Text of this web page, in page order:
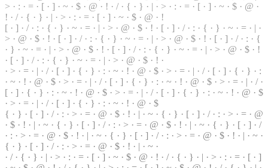
> · : · = · [ · ] · ~ · $ · @ · ! · / · { · } · | · > · : · = · [ · ] · ~ · $ · @ ·
! · / · { · } · | · > · : · = · [ · ] · ~ · $ · @ · !
[ · ] · / · : · { · } · ~ · = · | · > · @ · $ · ! · [ · ] · / · : · { · } · ~ · = · | ·
> · @ · $ · ! · [ · ] · / · : · { · } · ~ · = · | · > · @ · $ · ! · [ · ] · / · : · {
· } · ~ · = · | · > · @ · $ · ! · [ · ] · / · : · { · } · ~ · = · | · > · @ · $ · !
· [ · ] · / · : · { · } · ~ · = · | · > · @ · $ · ! ·
· > · = · | · /· [ · ] · { · } · : · ~ · ! · @ · $ · > · = · | · / · [ · ] · { · } · :
· ~ · ! · @ · $ · > · = · | · / · [ · ] · { · } · : · ~ · ! · @ · $ · > · = · | · / ·
[ · ] · { · } · : · ~ · ! · @ · $ · > · = · | · / · [ · ] · { · } · : · ~ · ! · @ · $
· > · = · | · / · [ · ] · { · } · : · ~ · ! · @ · $
{ · } · [ · ] · / · : · > · = · @ · $ · ! · | · ~ · { · } · [ · ] · / · : · > · = · @
· $ · ! · | · ~ · { · } · [ · ] · / · : · > · = · @ · $ · ! · | · ~ · { · } · [ · ] · /
· : · > · = · @ · $ · ! · | · ~ · { · } · [ · ] · / · : · > · = · @ · $ · ! · | · ~ ·
{ · } · [ · ] · / · : · > · = · @ · $ · ! · | · ~ ·
· / · { · } · | · > · : · = · [ · ] · ~ · $ · @ · ! · / · { · } · | · > · : · = · [ · ]